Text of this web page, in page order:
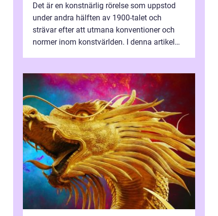
Det är en konstnärlig rörelse som uppstod
under andra hälften av 1900-talet och
strävar efter att utmana konventioner och
normer inom konstvärlden. I denna artikel